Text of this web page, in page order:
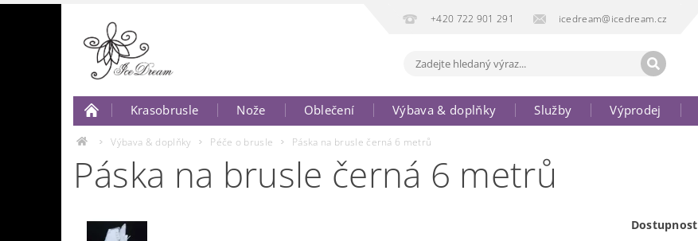
+420 722 901 291 icedream@icedream.cz
Krasobrusle Nože Oblečení Výbava & doplňky Služby Výprodej
O nás
Napište nám..
Výbava & doplňky Péče o brusle Páska na brusle černá 6 metrů
Páska na brusle černá 6 metrů
Dostupnost